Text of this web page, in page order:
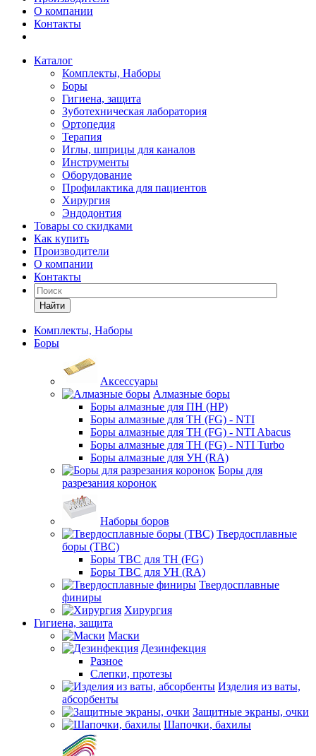
О компании
Контакты
Каталог
Комплекты, Наборы
Боры
Гигиена, защита
Зуботехническая лаборатория
Ортопедия
Терапия
Иглы, шприцы для каналов
Инструменты
Оборудование
Профилактика для пациентов
Хирургия
Эндодонтия
Товары со скидками
Как купить
Производители
О компании
Контакты
Найти
Комплекты, Наборы
Боры
Аксессуары
Алмазные боры
Боры алмазные для ПН (HP)
Боры алмазные для ТН (FG) - NTI
Боры алмазные для ТН (FG) - NTI Abacus
Боры алмазные для ТН (FG) - NTI Turbo
Боры алмазные для УН (RA)
Боры для
разрезания коронок
Наборы боров
Твердосплавные
боры (ТВС)
Боры ТВС для ТН (FG)
Боры ТВС для УН (RA)
Твердосплавные
финиры
Хирургия
Гигиена, защита
Маски
Дезинфекция
Разное
Слепки, протезы
Изделия из ваты,
абсорбенты
Защитные экраны, очки
Шапочки, бахилы